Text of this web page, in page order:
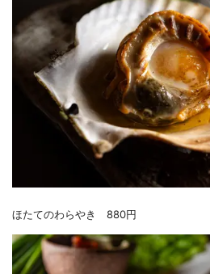
ほたてのわらやき 880円